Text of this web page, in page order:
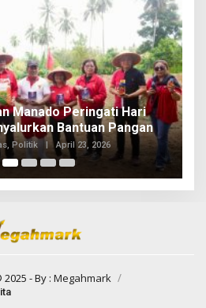
Manado Peringati Hari
Bantuan Pangan
Politik April 23, 2026
- By : Megahmark